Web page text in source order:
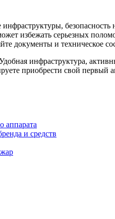
безопасность
избежать серьезных
документы и техническое
инфраструктура,
приобрести свой
аппарата
и средств